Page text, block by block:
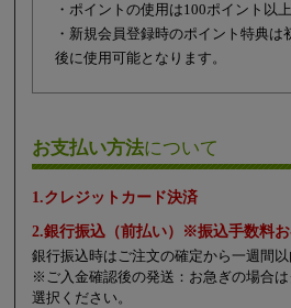
・ポイントの使用は100ポイント以
・新規会員登録時のポイント特典は
後に使用可能となります。
お支払い方法について
1.クレジットカード決済
2.銀行振込（前払い）※振込手数料
銀行振込時はご注文の確定から一週間以
※ご入金確認後の発送：お急ぎの場合
選択ください。